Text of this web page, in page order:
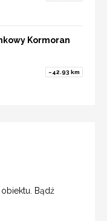
Kormoran
~42.93 km
Bądź